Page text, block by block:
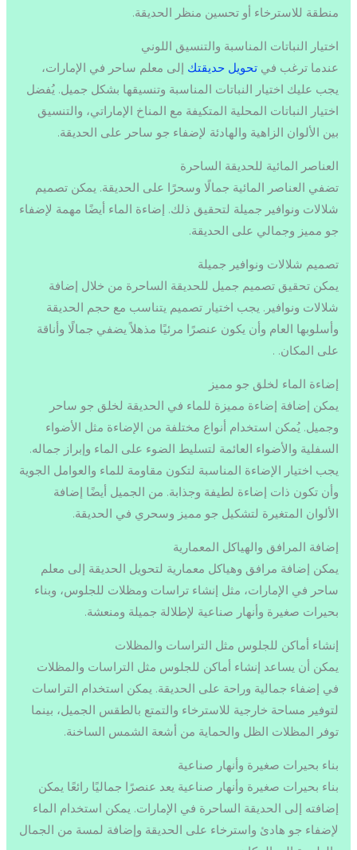
منطقة للاسترخاء أو تحسين منظر الحديقة.
اختيار النباتات المناسبة والتنسيق اللوني
عندما ترغب فيتحويل حديقتك إلى معلم ساحر في الإمارات،
يجب عليك اختيار النباتات المناسبة وتنسيقها بشكل جميل. يُفضل
اختيار النباتات المحلية المتكيفة مع المناخ الإماراتي، والتنسيق
بين الألوان الزاهية والهادئة لإضفاء جو ساحر على الحديقة.
العناصر المائية للحديقة الساحرة
تضفي العناصر المائية جمالًا وسحرًا على الحديقة. يمكن تصميم
شلالات ونوافير جميلة لتحقيق ذلك. إضاءة الماء أيضًا مهمة لإضفاء
جو مميز وجمالي على الحديقة.
تصميم شلالات ونوافير جميلة
يمكن تحقيق تصميم جميل للحديقة الساحرة من خلال إضافة
شلالات ونوافير. يجب اختيار تصميم يتناسب مع حجم الحديقة
وأسلوبها العام وأن يكون عنصرًا مرئيًا مذهلاً يضفي جمالًا وأناقة
على المكان. .
إضاءة الماء لخلق جو مميز
يمكن إضافة إضاءة مميزة للماء في الحديقة لخلق جو ساحر
وجميل. يُمكن استخدام أنواع مختلفة من الإضاءة مثل الأضواء
السفلية والأضواء العائمة لتسليط الضوء على الماء وإبراز جماله.
يجب اختيار الإضاءة المناسبة لتكون مقاومة للماء والعوامل الجوية
وأن تكون ذات إضاءة لطيفة وجذابة. من الجميل أيضًا إضافة
الألوان المتغيرة لتشكيل جو مميز وسحري في الحديقة.
إضافة المرافق والهياكل المعمارية
يمكن إضافة مرافق وهياكل معمارية لتحويل الحديقة إلى معلم
ساحر في الإمارات، مثل إنشاء تراسات ومظلات للجلوس، وبناء
بحيرات صغيرة وأنهار صناعية لإطلالة جميلة ومنعشة.
إنشاء أماكن للجلوس مثل التراسات والمظلات
يمكن أن يساعد إنشاء أماكن للجلوس مثل التراسات والمظلات
في إضفاء جمالية وراحة على الحديقة. يمكن استخدام التراسات
لتوفير مساحة خارجية للاسترخاء والتمتع بالطقس الجميل، بينما
توفر المظلات الظل والحماية من أشعة الشمس الساخنة.
بناء بحيرات صغيرة وأنهار صناعية
بناء بحيرات صغيرة وأنهار صناعية يعد عنصرًا جماليًا رائعًا يمكن
إضافته إلى الحديقة الساحرة في الإمارات. يمكن استخدام الماء
لإضفاء جو هادئ واسترخاء على الحديقة وإضافة لمسة من الجمال